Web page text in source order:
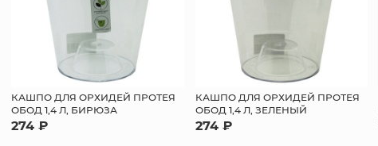
КАШПО ДЛЯ ОРХИДЕЙ ПРОТЕЯ
ОБОД 1,4 Л, БИРЮЗА
274 ₽
КАШПО ДЛЯ ОРХИДЕЙ ПРОТЕЯ
ОБОД 1,4 Л, ЗЕЛЕНЫЙ
274 ₽